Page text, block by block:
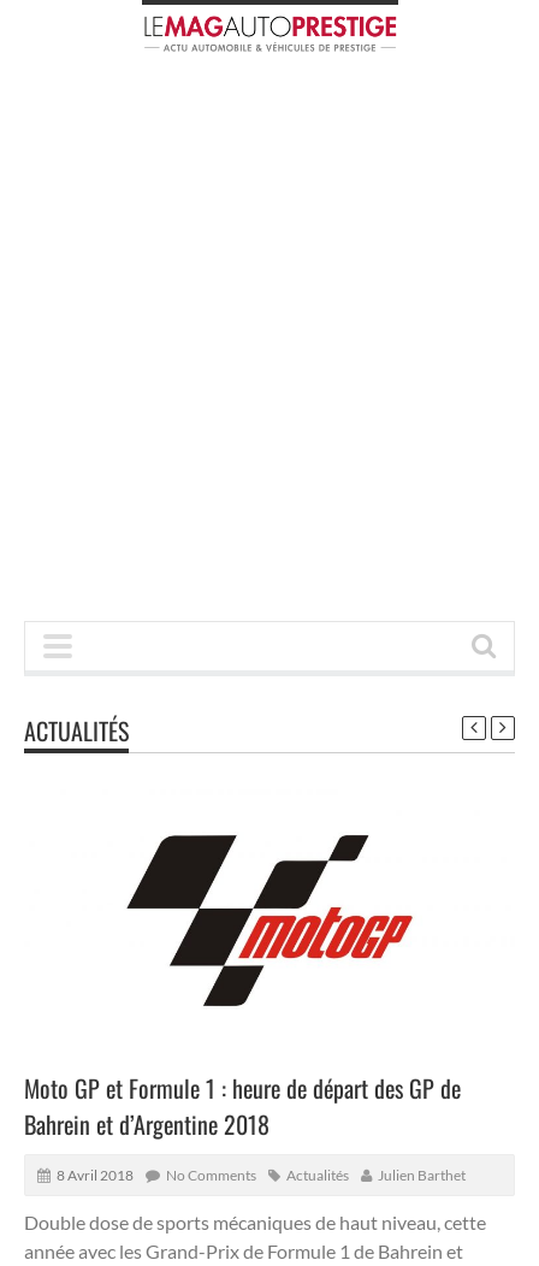
ACTUALITÉS
Moto GP et Formule 1 : heure de départ des GP de
Bahrein et d’Argentine 2018
8 Avril 2018 No Comments Actualités Julien Barthet
Double dose de sports mécaniques de haut niveau, cette
année avec les Grand-Prix de Formule 1 de Bahrein et